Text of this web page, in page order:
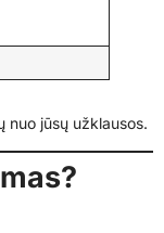
nuo jūsų užklausos.